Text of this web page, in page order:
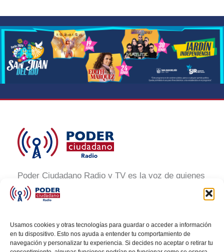
Usamos cookies y otras tecnologías para guardar o acceder a información
en tu dispositivo. Esto nos ayuda a entender tu comportamiento de
navegación y personalizar tu experiencia. Si decides no aceptar o retirar tu
Poder Ciudadano Radio y TV es la voz de quienes
buscan un México informado y participativo.
Nuestro compromiso es conectar con la
transformación social a través de noticias claras,
veraces y al alcance de todos.